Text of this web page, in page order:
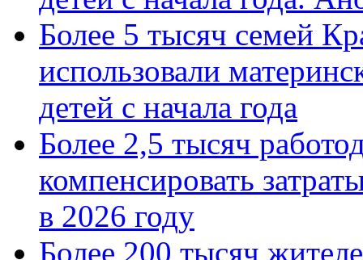
Более 5 тысяч семей
использовали
детей с начала года
Более 2,5 тысяч
компенсировать
в 2026 году
Более 200 тысяч